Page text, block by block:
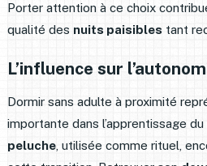
Porter attention à ce choix
qualité des nuits paisiblestant
L’influence sur
Dormir sans adulte à proximité
importante dans l’apprentissage du
peluche, utilisée comme rituel,